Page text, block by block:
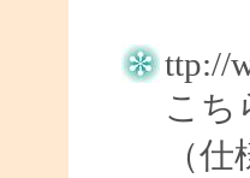
ttp://
こち
（